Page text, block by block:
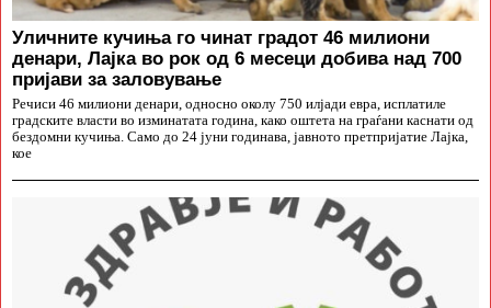
Уличните кучиња го чинат градот 46 милиони
денари, Лајка во рок од 6 месеци добива над 700
пријави за заловување
Речиси 46 милиони денари, односно околу 750 илјади евра, исплатиле
градските власти во изминатата година, како оштета на граѓани каснати од
бездомни кучиња. Само до 24 јуни годинава, јавното претпријатие Лајка,
кое